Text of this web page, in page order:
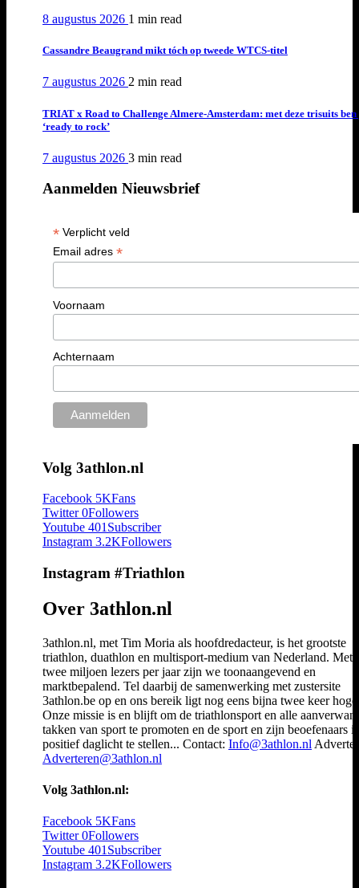
8 augustus 2026 1 min read
Cassandre Beaugrand mikt tóch op tweede WTCS-titel
7 augustus 2026 2 min read
TRIAT x Road to Challenge Almere-Amsterdam: met deze trisuits ben
‘ready to rock’
7 augustus 2026 3 min read
Aanmelden Nieuwsbrief
*Verplicht veld
Email adres *
Voornaam
Achternaam
Volg 3athlon.nl
Facebook 5KFans
Twitter 0Followers
Youtube 401 Subscriber
Instagram 3.2KFollowers
Instagram #Triathlon
Over 3athlon.nl
3athlon.nl, met Tim Moria als hoofdredacteur, is het grootste
triathlon, duathlon en multisport-medium van Nederland. Met
twee miljoen lezers per jaar zijn we toonaangevend en
marktbepalend. Tel daarbij de samenwerking met zustersite
3athlon.be op en ons bereik ligt nog eens bijna twee keer
Onze missie is en blijft om de triathlonsport en alle
takken van sport te promoten en de sport en zijn beoefenaars
positief daglicht te stellen... Contact: Info@3athlon.nl
Adverteren@3athlon.nl
Volg 3athlon.nl:
Facebook 5KFans
Twitter 0Followers
Youtube 401 Subscriber
Instagram 3.2KFollowers